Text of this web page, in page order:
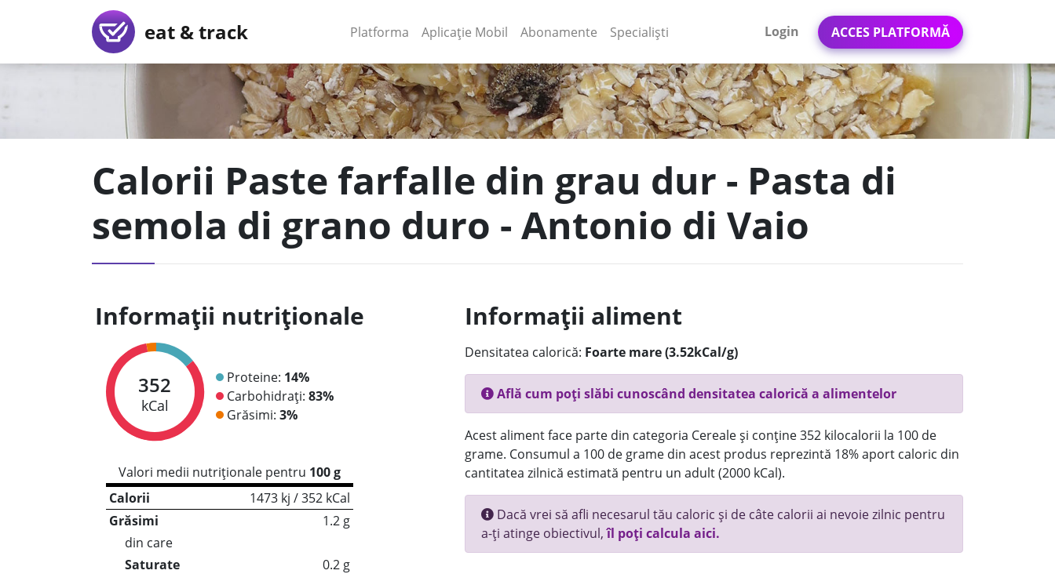
eat & track Platforma (current)
Aplicație Mobil (current)
Abonamente Specialiști Login ACCES PLATFORMĂ
Calorii Paste farfalle din grau dur - Pasta di
semola di grano duro - Antonio di Vaio
Informații nutriționale
352
kCal
Proteine: 14%
Carbohidrați: 83%
Grăsimi: 3%
Valori medii nutriționale pentru 100 g
Calorii
1473 kj / 352 kCal
Grăsimi
1.2 g
din care
Saturate
0.2 g
Informații aliment
Densitatea calorică: Foarte mare (3.52kCal/g)
Află cum poți slăbi cunoscând densitatea calorică a alimentelor
Acest aliment face parte din categoria Cereale și conține 352 kilocalorii la 100 de
grame. Consumul a 100 de grame din acest produs reprezintă 18% aport caloric din
cantitatea zilnică estimată pentru un adult (2000 kCal).
Dacă vrei să afli necesarul tău caloric și de câte calorii ai nevoie zilnic pentru
a-ți atinge obiectivul,îl poți calcula aici.